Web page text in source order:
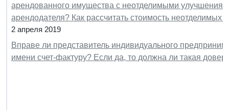
арендованного имущества с неотделимыми
арендодателя? Как рассчитать стоимость неотделимых
2 апреля 2019
Вправе ли представитель индивидуального
имени счет-фактуру? Если да, то должна ли такая